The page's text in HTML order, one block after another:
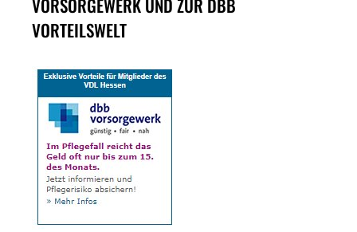
VORSORGEWERK UND ZUR DBB
VORTEILSWELT